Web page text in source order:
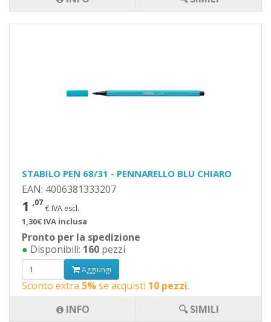
STABILO PEN 68/31 - PENNARELLO BLU CHIARO
EAN: 4006381333207
1 ,07
€ IVA escl.
1,30€ IVA inclusa
Pronto per la spedizione
● Disponibili: 160 pezzi
Aggiungi
Sconto extra 5%se acquisti 10 pezzi.
INFO
🔍 SIMILI